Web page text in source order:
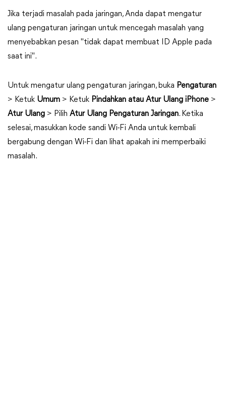
Jika terjadi masalah pada jaringan, Anda dapat mengatur
ulang pengaturan jaringan untuk mencegah masalah yang
menyebabkan pesan "tidak dapat membuat ID Apple pada
saat ini".
Untuk mengatur ulang pengaturan jaringan, buka Pengaturan
> Ketuk Umum > Ketuk Pindahkan atau Atur Ulang iPhone >
Atur Ulang > Pilih Atur Ulang Pengaturan Jaringan. Ketika
selesai, masukkan kode sandi Wi-Fi Anda untuk kembali
bergabung dengan Wi-Fi dan lihat apakah ini memperbaiki
masalah.